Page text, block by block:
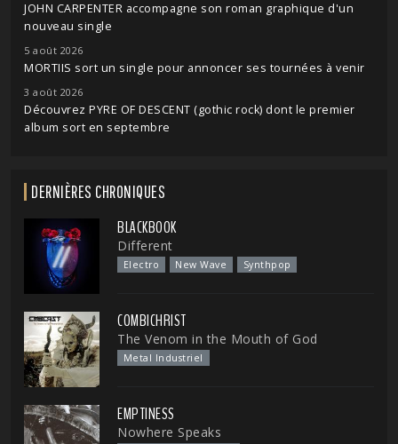
JOHN CARPENTER accompagne son roman graphique d'un
nouveau single
5 août 2026
MORTIIS sort un single pour annoncer ses tournées à venir
3 août 2026
Découvrez PYRE OF DESCENT (gothic rock) dont le premier
album sort en septembre
DERNIÈRES CHRONIQUES
BLACKBOOK
Different
Electro New Wave Synthpop
COMBICHRIST
The Venom in the Mouth of God
Metal Industriel
EMPTINESS
Nowhere Speaks